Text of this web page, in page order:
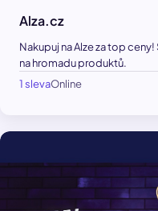
Alza.cz
Nakupuj na Alze za top
na hromadu produktů.
1 slevaOnline